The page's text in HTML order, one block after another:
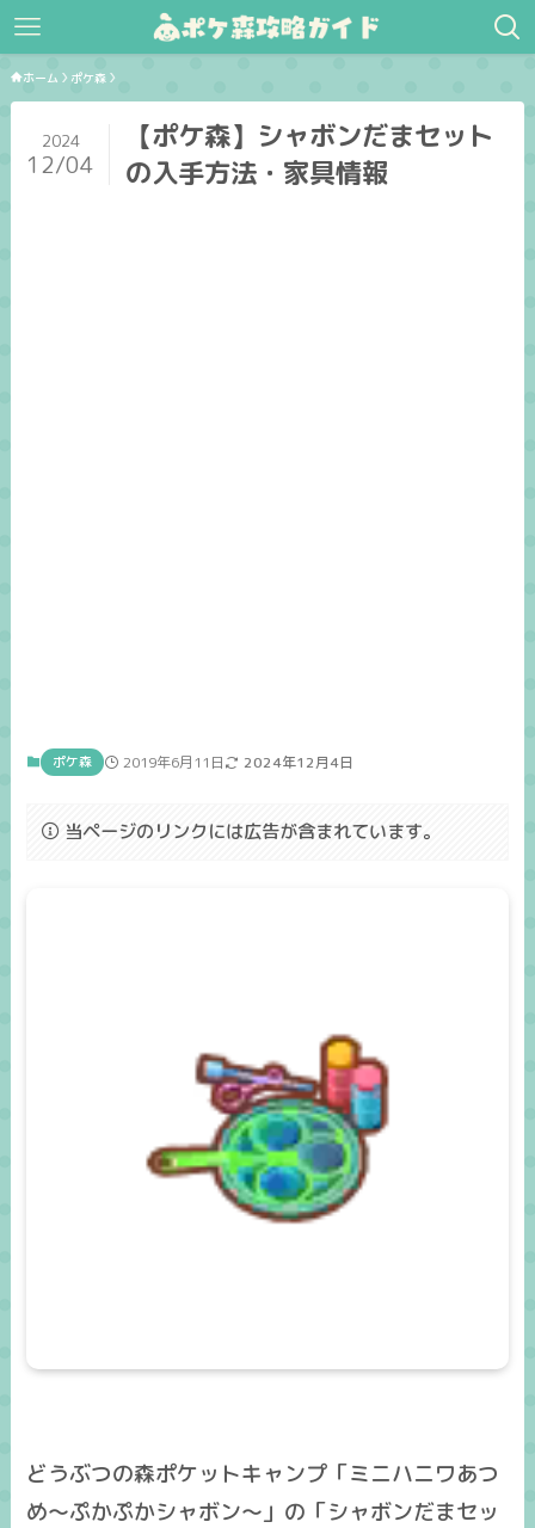
ホーム ポケ森
【ポケ森】シャボンだまセット
の入手方法・家具情報
2024
12/04
ポケ森 2019年6月11日 2024年12月4日
当ページのリンクには広告が含まれています。
どうぶつの森ポケットキャンプ「ミニハニワあつ
め～ぷかぷかシャボン～」の「シャボンだまセッ